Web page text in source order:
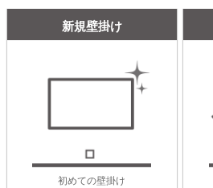
新規壁掛け
初めての壁掛け